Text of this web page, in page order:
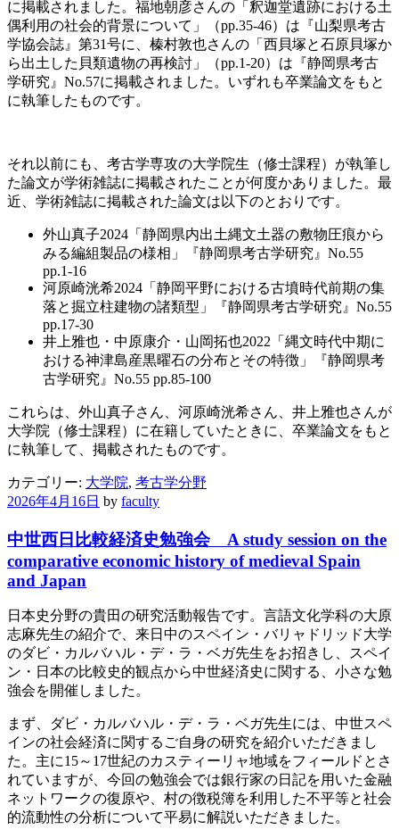
に掲載されました。福地朝彦さんの「釈迦堂遺跡における土
偶利用の社会的背景について」（pp.35-46）は『山梨県考古
学協会誌』第31号に、榛村敦也さんの「西貝塚と石原貝塚か
ら出土した貝類遺物の再検討」（pp.1-20）は『静岡県考古
学研究』No.57に掲載されました。いずれも卒業論文をもと
に執筆したものです。
それ以前にも、考古学専攻の大学院生（修士課程）が執筆し
た論文が学術雑誌に掲載されたことが何度かありました。最
近、学術雑誌に掲載された論文は以下のとおりです。
外山真子2024「静岡県内出土縄文土器の敷物圧痕から
みる編組製品の様相」『静岡県考古学研究』No.55
pp.1-16
河原崎洸希2024「静岡平野における古墳時代前期の集
落と掘立柱建物の諸類型」『静岡県考古学研究』No.55
pp.17-30
井上雅也・中原康介・山岡拓也2022「縄文時代中期に
おける神津島産黒曜石の分布とその特徴」『静岡県考
古学研究』No.55 pp.85-100
これらは、外山真子さん、河原崎洸希さん、井上雅也さんが
大学院（修士課程）に在籍していたときに、卒業論文をもと
に執筆して、掲載されたものです。
カテゴリー: 大学院, 考古学分野
2026年4月16日 by faculty
中世西日比較経済史勉強会 A study session on the
comparative economic history of medieval Spain
and Japan
日本史分野の貴田の研究活動報告です。言語文化学科の大原
志麻先生の紹介で、来日中のスペイン・バリャドリッド大学
のダビ・カルバハル・デ・ラ・ベガ先生をお招きし、スペイ
ン・日本の比較史的観点から中世経済史に関する、小さな勉
強会を開催しました。
まず、ダビ・カルバハル・デ・ラ・ベガ先生には、中世スペ
インの社会経済に関するご自身の研究を紹介いただきまし
た。主に15～17世紀のカスティーリャ地域をフィールドとさ
れていますが、今回の勉強会では銀行家の日記を用いた金融
ネットワークの復原や、村の徴税簿を利用した不平等と社会
的流動性の分析について平易に解説いただきました。